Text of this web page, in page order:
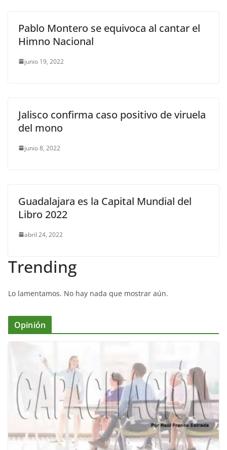
Pablo Montero se equivoca al cantar el
Himno Nacional
junio 19, 2022
Jalisco confirma caso positivo de viruela
del mono
junio 8, 2022
Guadalajara es la Capital Mundial del
Libro 2022
abril 24, 2022
Trending
Lo lamentamos. No hay nada que mostrar aún.
Opinión